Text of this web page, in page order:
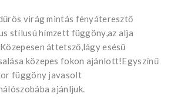
virág mintás fényáteresztő
stílusú hímzett függöny,az alja
áttetsző,lágy esésű
közepes fokon ajánlott!Egyszínű
függöny javasolt
ajánljuk.